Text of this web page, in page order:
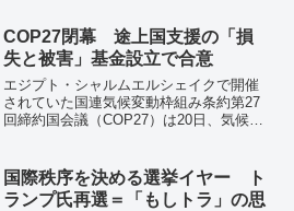
はウクライナ支持で一体化している。ロ
シアは完全に孤立し、プーチンは「現代
のヒトラー」（プトラー）と呼ばれてい
る。そんな中、これまでプーチンを支え
てきた支持基盤も、いよいよボロボロに
なってきたーー。北野幸伯・国際関係ア
COP27閉幕 途上国支援の「損
失と被害」基金設立で合意
エジプト・シャルムエルシェイクで開催
されていた国連気候変動枠組み条約第27
回締約国会議（COP27）は20日、気候変
た。地球温暖化の被害支援に特化した国
際的な基金の設立は初。
国際秩序を決める選挙イヤー ト
ランプ氏再選＝「もしトラ」の思